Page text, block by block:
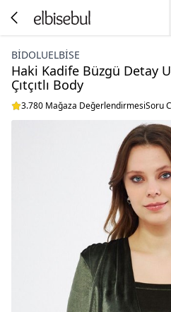
BIDOLUELBISE
Haki Kadife Büzgü Detay
Çıtçıtlı Body
3.780 Mağaza DeğerlendirmesiSoru